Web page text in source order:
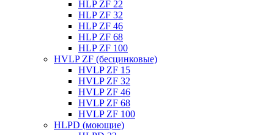
HLP ZF 22
HLP ZF 32
HLP ZF 46
HLP ZF 68
HLP ZF 100
HVLP ZF (бесцинковые)
HVLP ZF 15
HVLP ZF 32
HVLP ZF 46
HVLP ZF 68
HVLP ZF 100
HLPD (моющие)